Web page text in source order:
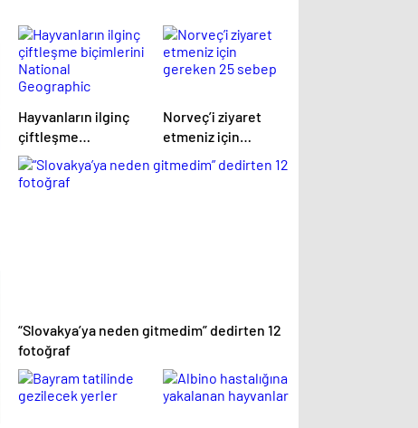
Hayvanların ilginç
çiftleşme
biçimlerini National
Geographic
Norveç’i ziyaret
etmeniz için
gereken 25 sebep
“Slovakya’ya neden gitmedim” dedirten 12
fotoğraf